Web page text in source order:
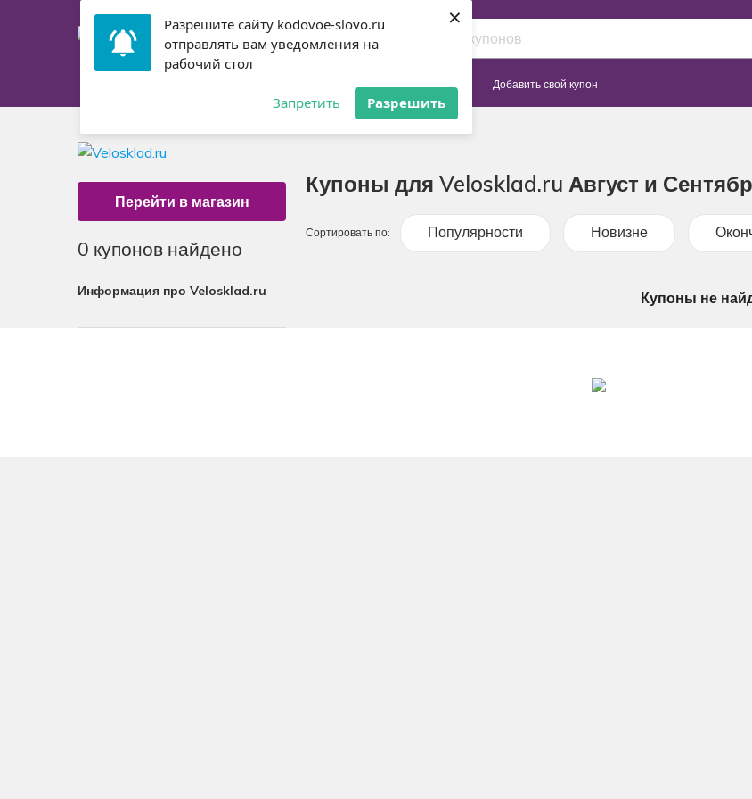
Разрешите сайту kodovoe-slovo.ru
отправлять вам уведомления на
рабочий стол
Запретить Разрешить
×
Купоны Сайты Добавить свой купон
Перейти в магазин
0 купонов найдено
Информация про Velosklad.ru
Купоны для Velosklad.ru Август и
Сортировать по: Популярности Новизне
Купоны не